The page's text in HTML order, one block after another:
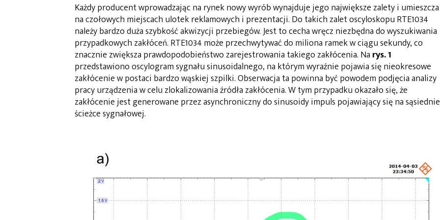
Każdy producent wprowadzając na rynek nowy wyrób wynajduje jego największe zalety i umieszcza
na czołowych miejscach ulotek reklamowych i prezentacji. Do takich zalet oscyloskopu RTE1034
należy bardzo duża szybkość akwizycji przebiegów. Jest to cecha wręcz niezbędna do wyszukiwania
przypadkowych zakłóceń. RTE1034 może przechwytywać do miliona ramek w ciągu sekundy, co
znacznie zwiększa prawdopodobieństwo zarejestrowania takiego zakłócenia. Na rys. 1
przedstawiono oscylogram sygnału sinusoidalnego, na którym wyraźnie pojawia się nieokresowe
zakłócenie w postaci bardzo wąskiej szpilki. Obserwacja ta powinna być powodem podjęcia analizy
pracy urządzenia w celu zlokalizowania źródła zakłócenia. W tym przypadku okazało się, że
zakłócenie jest generowane przez asynchroniczny do sinusoidy impuls pojawiający się na
ścieżce sygnałowej.